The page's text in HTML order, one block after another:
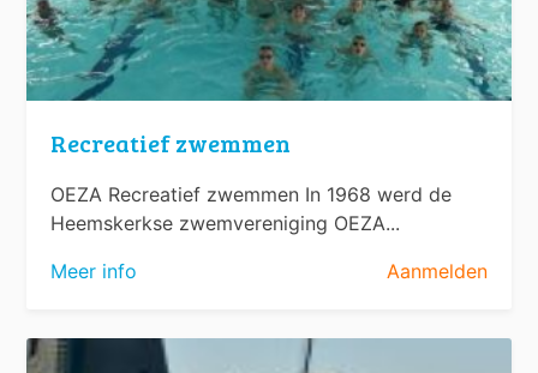
Recreatief zwemmen
OEZA Recreatief zwemmen In 1968 werd de
Heemskerkse zwemvereniging OEZA...
Meer info
Aanmelden